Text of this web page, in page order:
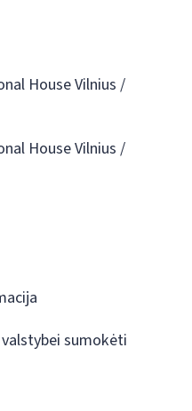
House Vilnius /
House Vilnius /
sumokėti